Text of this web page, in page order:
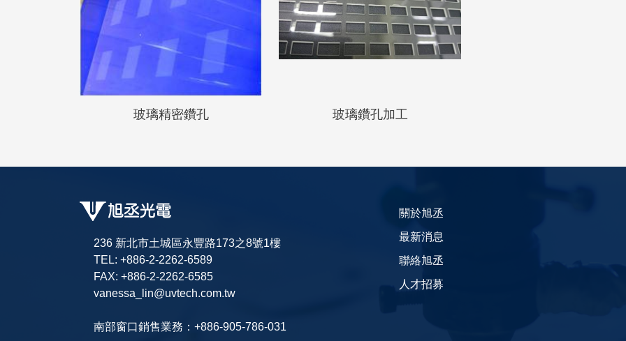
玻璃精密鑽孔 玻璃鑽孔加工
236 新北市土城區永豐路173之8號1樓
TEL: +886-2-2262-6589
FAX: +886-2-2262-6585
vanessa_lin@uvtech.com.tw
南部窗口銷售業務：+886-905-786-031
關於旭丞
最新消息
聯絡旭丞
人才招募